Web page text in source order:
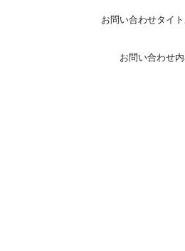
お問い合わせタイ
お問い合わせ